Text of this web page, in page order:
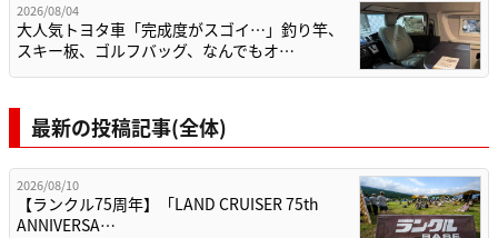
2026/08/04
大人気トヨタ車「完成度がスゴイ…」釣り竿、
スキー板、ゴルフバッグ、なんでもオ…
最新の投稿記事(全体)
2026/08/10
【ランクル75周年】「LAND CRUISER 75th
ANNIVERSA…